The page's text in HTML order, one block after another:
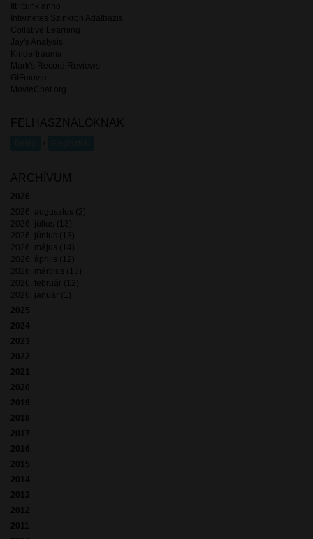
Itt ittunk anno
Internetes Szinkron Adatbázis
Collative Learning
Jay's Analysis
Kindertrauma
Mark's Record Reviews
GIFmovie
MovieChat.org
FELHASZNÁLÓKNAK
ARCHÍVUM
2026
2026. augusztus (2)
2026. július (13)
2026. június (13)
2026. május (14)
2026. április (12)
2026. március (13)
2026. február (12)
2026. január (1)
2025
2024
2023
2022
2021
2020
2019
2018
2017
2016
2015
2014
2013
2012
2011